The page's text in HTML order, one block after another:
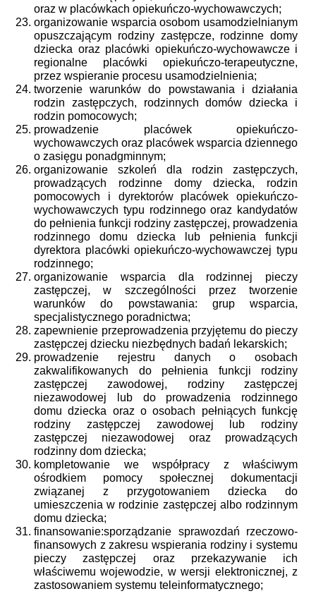
oraz w placówkach opiekuńczo-wychowawczych;
organizowanie wsparcia osobom usamodzielnianym
opuszczającym rodziny zastępcze, rodzinne domy
dziecka oraz placówki opiekuńczo-wychowawcze i
regionalne placówki opiekuńczo-terapeutyczne,
przez wspieranie procesu usamodzielnienia;
tworzenie warunków do powstawania i działania
rodzin zastępczych, rodzinnych domów dziecka i
rodzin pomocowych;
prowadzenie placówek opiekuńczo-
wychowawczych oraz placówek wsparcia dziennego
o zasięgu ponadgminnym;
organizowanie szkoleń dla rodzin zastępczych,
prowadzących rodzinne domy dziecka, rodzin
pomocowych i dyrektorów placówek opiekuńczo-
wychowawczych typu rodzinnego oraz kandydatów
do pełnienia funkcji rodziny zastępczej, prowadzenia
rodzinnego domu dziecka lub pełnienia funkcji
dyrektora placówki opiekuńczo-wychowawczej typu
rodzinnego;
organizowanie wsparcia dla rodzinnej pieczy
zastępczej, w szczególności przez tworzenie
warunków do powstawania: grup wsparcia,
specjalistycznego poradnictwa;
zapewnienie przeprowadzenia przyjętemu do pieczy
zastępczej dziecku niezbędnych badań lekarskich;
prowadzenie rejestru danych o osobach
zakwalifikowanych do pełnienia funkcji rodziny
zastępczej zawodowej, rodziny zastępczej
niezawodowej lub do prowadzenia rodzinnego
domu dziecka oraz o osobach pełniących funkcję
rodziny zastępczej zawodowej lub rodziny
zastępczej niezawodowej oraz prowadzących
rodzinny dom dziecka;
kompletowanie we współpracy z właściwym
ośrodkiem pomocy społecznej dokumentacji
związanej z przygotowaniem dziecka do
umieszczenia w rodzinie zastępczej albo rodzinnym
domu dziecka;
finansowanie:sporządzanie sprawozdań rzeczowo-
finansowych z zakresu wspierania rodziny i systemu
pieczy zastępczej oraz przekazywanie ich
właściwemu wojewodzie, w wersji elektronicznej, z
zastosowaniem systemu teleinformatycznego;